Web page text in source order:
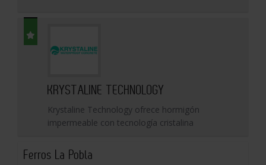
KRYSTALINE TECHNOLOGY
Krystaline Technology ofrece hormigón
impermeable con tecnología cristalina
Ferros La Pobla